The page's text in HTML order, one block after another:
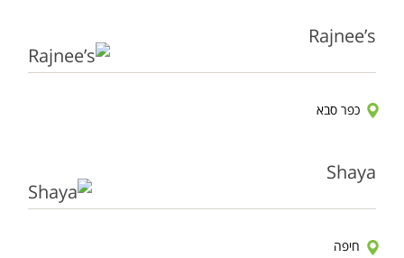
Rajnee’s
כפר סבא
Shaya
חיפה